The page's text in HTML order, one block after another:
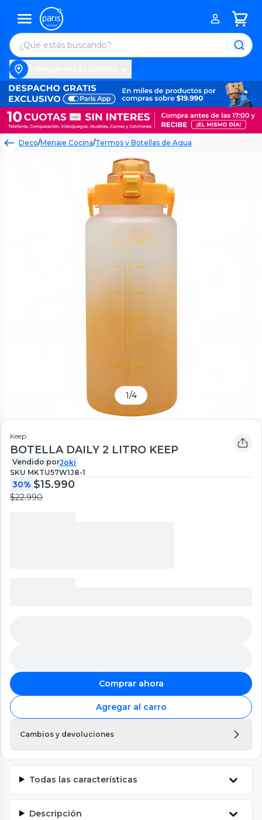
Deco/Menaje Cocina/Termos y Botellas de Agua
1/4
Keep
BOTELLA DAILY 2 LITRO KEEP
Vendido porJoki
SKU MKTU57W1J8-1
30% $15.990
$22.990
Comprar ahora
Agregar al carro
Cambios y devoluciones
Todas las características
Descripción